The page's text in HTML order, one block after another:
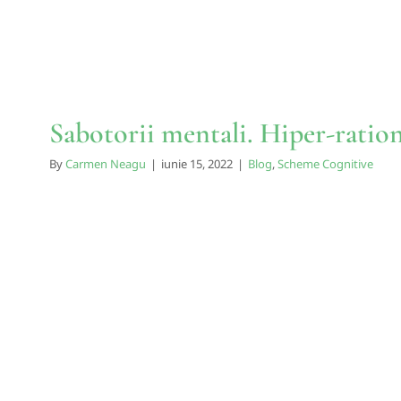
Sabotorii mentali. Hiper-
ByCarmen Neagu | iunie 15, 2022 | Blog,Scheme Cognitive